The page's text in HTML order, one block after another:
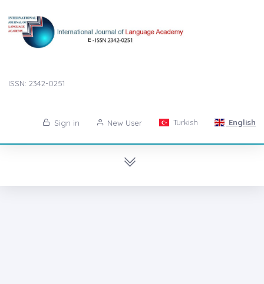
ISSN: 2342-0251
Sign in New User Turkish English